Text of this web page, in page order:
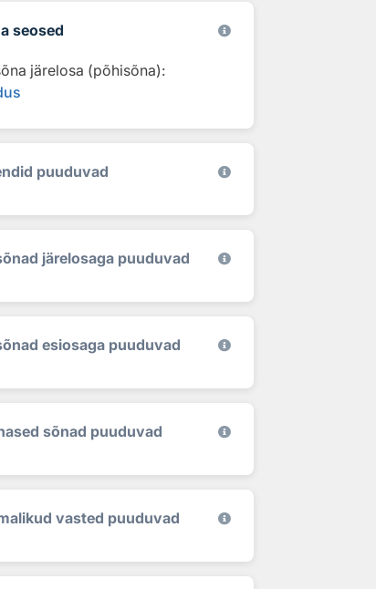
seosed
järelosa (põhisõna):
puuduvad
järelosaga puuduvad
esiosaga puuduvad
sõnad puuduvad
vasted puuduvad